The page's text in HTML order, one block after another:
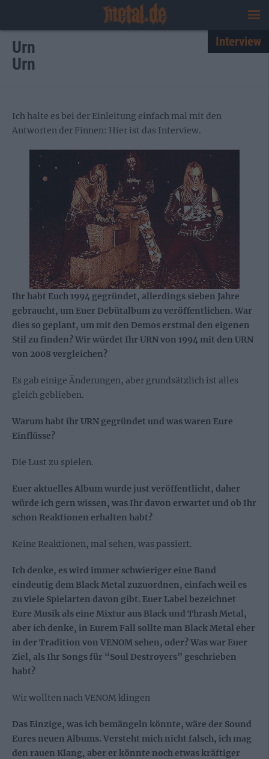
Urn
Urn
Interview
Ich halte es bei der Einleitung einfach mal mit den
Antworten der Finnen: Hier ist das Interview.
Ihr habt Euch 1994 gegründet, allerdings sieben Jahre
gebraucht, um Euer Debütalbum zu veröffentlichen. War
dies so geplant, um mit den Demos erstmal den eigenen
Stil zu finden? Wir würdet Ihr URN von 1994 mit den URN
von 2008 vergleichen?
Es gab einige Änderungen, aber grundsätzlich ist alles
gleich geblieben.
Warum habt ihr URN gegründet und was waren Eure
Einflüsse?
Die Lust zu spielen.
Euer aktuelles Album wurde just veröffentlicht, daher
würde ich gern wissen, was Ihr davon erwartet und ob Ihr
schon Reaktionen erhalten habt?
Keine Reaktionen, mal sehen, was passiert.
Ich denke, es wird immer schwieriger eine Band
eindeutig dem Black Metal zuzuordnen, einfach weil es
zu viele Spielarten davon gibt. Euer Label bezeichnet
Eure Musik als eine Mixtur aus Black und Thrash Metal,
aber ich denke, in Eurem Fall sollte man Black Metal eher
in der Tradition von VENOM sehen, oder? Was war Euer
Ziel, als Ihr Songs für “Soul Destroyers” geschrieben
habt?
Wir wollten nach VENOM klingen
Das Einzige, was ich bemängeln könnte, wäre der Sound
Eures neuen Albums. Versteht mich nicht falsch, ich mag
den rauen Klang, aber er könnte noch etwas kräftiger